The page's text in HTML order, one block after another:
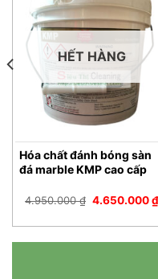
HẾT HÀNG
Hóa chất đánh bóng sàn
đá marble KMP cao cấp
4.950.000₫ Giá
4.950.000
4.650.000₫
₫.